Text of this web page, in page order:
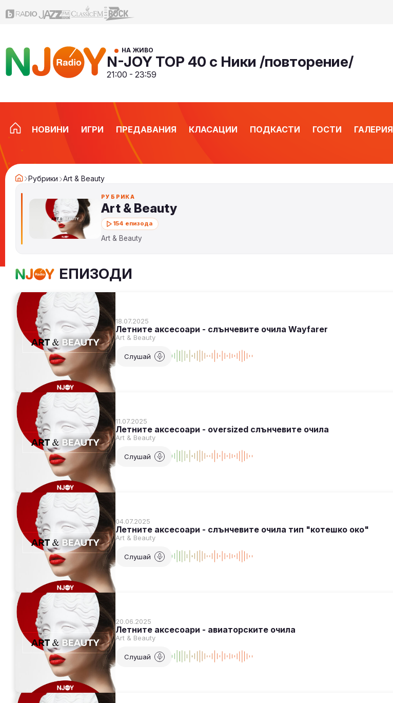
НА ЖИВО
N-JOY TOP 40 с Ники /повторение/
21:00 - 23:59
НОВИНИ ИГРИ ПРЕДАВАНИЯ КЛАСАЦИИ ПОДКАСТИ ГОСТИ ГАЛЕРИЯ
Рубрики Art & Beauty
РУБРИКА
Art & Beauty
154 епизода
Art & Beauty
ЕПИЗОДИ
18.07.2025
Летните аксесоари - слънчевите очила Wayfarer
Art & Beauty
Слушай
11.07.2025
Летните аксесоари - oversized слънчевите очила
Art & Beauty
Слушай
04.07.2025
Летните аксесоари - слънчевите очила тип "котешко око"
Art & Beauty
Слушай
20.06.2025
Летните аксесоари - авиаторските очила
Art & Beauty
Слушай